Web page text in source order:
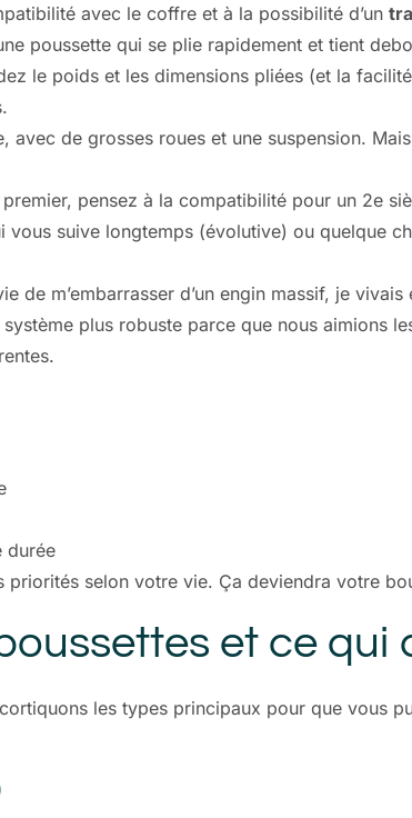
avec le coffre et à la possibilité d’un
poussette qui se plie rapidement et tient
le poids et les dimensions pliées (et la
de grosses roues et une suspension.
pensez à la compatibilité pour un 2e
vous suive longtemps (évolutive) ou quelque
de m’embarrasser d’un engin massif, je
plus robuste parce que nous aimions
durée
selon votre vie. Ça deviendra votre
et ce
les types principaux pour que vous